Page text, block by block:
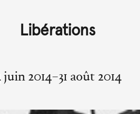
Libérations
juin 2014–31 août 2014